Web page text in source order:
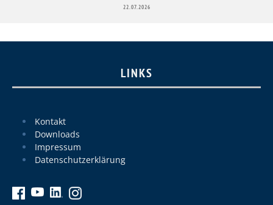
22.07.2026
LINKS
Kontakt
Downloads
Impressum
Datenschutzerklärung